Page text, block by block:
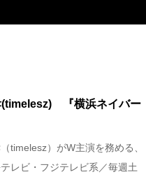
(timelesz) 『横浜ネイバー
timelesz）がW主演を務める、
レビ・フジテレビ系／毎週土